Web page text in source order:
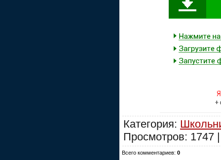
Категория:
Просмотров: 1747
Всего комментариев: 0